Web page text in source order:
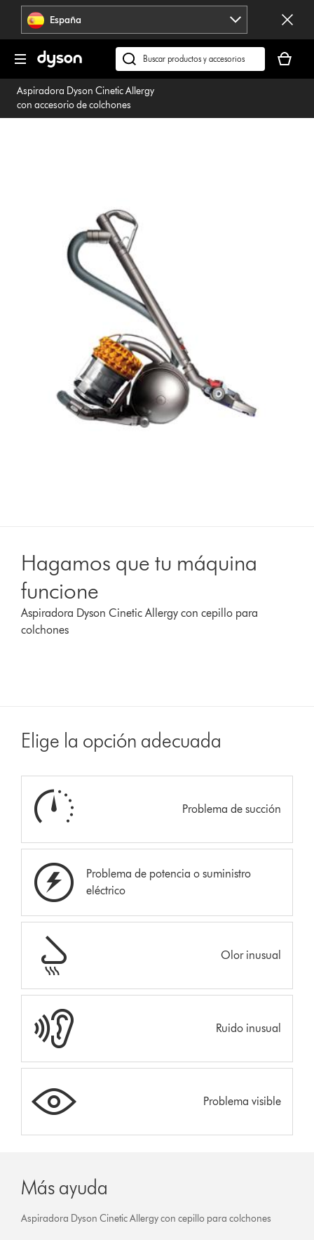
Omitir
navegación España
Buscar
en
dyson.es
cesta
está
Aspiradora Dyson Cinetic Allergy
con accesorio de colchones
Hagamos que tu máquina
funcione
Aspiradora Dyson Cinetic Allergy con cepillo para
colchones
Elige la opción adecuada
Problema de succión
Problema de potencia o suministro
eléctrico
Olor inusual
Ruido inusual
Problema visible
Más ayuda
Aspiradora Dyson Cinetic Allergy con cepillo para colchones